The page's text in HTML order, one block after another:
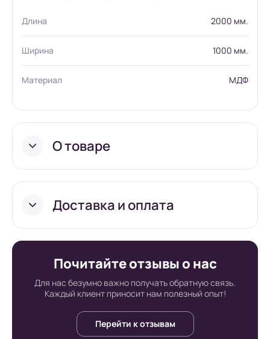
Длина 2000 мм.
Ширина 1000 мм.
Материал МДФ
О товаре
Доставка и оплата
Условия доставки в
интернет-
супермаркете Board-
Почитайте отзывы о нас
Для нас безумно важно получать обратную связь.
Каждый клиент приносит нам полезный опыт!
Перейти к отзывам